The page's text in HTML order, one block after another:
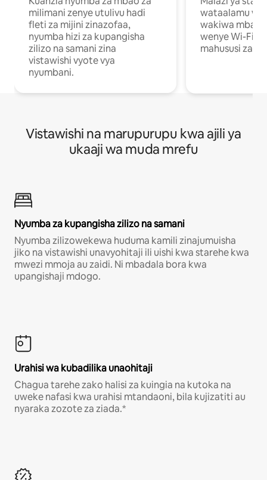
milimani zenye utulivu hadi
fleti za mijini zinazofaa,
nyumba hizi za kupangisha
zilizo na samani zina
vistawishi vyote vya
nyumbani.
wataalamu
wakiwa mbali
wenye Wi-Fi
mahususi za
Vistawishi na marupurupu kwa ajili ya
ukaaji wa muda mrefu
Nyumba za kupangisha zilizo na samani
Nyumba zilizowekewa huduma kamili zinajumuisha
jiko na vistawishi unavyohitaji ili uishi kwa starehe kwa
mwezi mmoja au zaidi. Ni mbadala bora kwa
upangishaji mdogo.
Urahisi wa kubadilika unaohitaji
Chagua tarehe zako halisi za kuingia na kutoka na
uweke nafasi kwa urahisi mtandaoni, bila kujizatiti au
nyaraka zozote za ziada.*